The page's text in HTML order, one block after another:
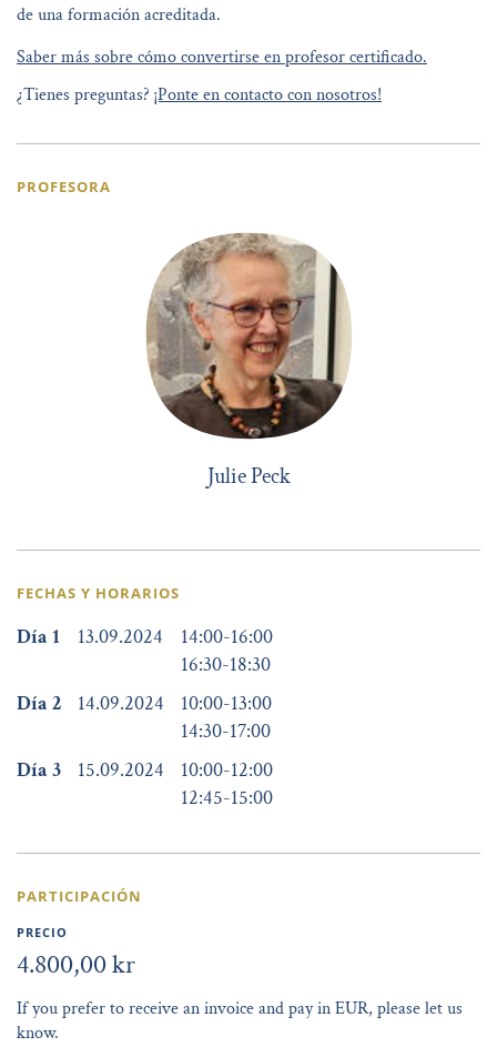
de una formación acreditada.
Saber más sobre cómo convertirse en profesor certificado.
¿Tienes preguntas? ¡Ponte en contacto con nosotros!
PROFESORA
Julie Peck
FECHAS Y HORARIOS
Día 1 13.09.2024 14:00-16:00
16:30-18:30
Día 2
14.09.2024 10:00-13:00
14:30-17:00
Día 3
15.09.2024 10:00-12:00
12:45-15:00
PARTICIPACIÓN
PRECIO
4.800,00 kr
If you prefer to receive an invoice and pay in EUR, please let us
know.